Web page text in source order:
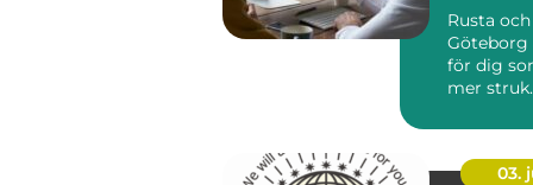
Rusta
Göteborg
för dig
mer
03.